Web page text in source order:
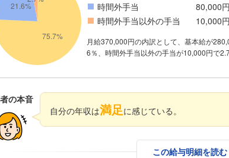
時間外手当
80,000円
時間外手当以外の手当
10,000円
月給370,000円の内訳として、基本給が
6％、時間外手当以外の手当が10,000円で
の本音
自分の年収は満足に感じている。
この給与明細を読む